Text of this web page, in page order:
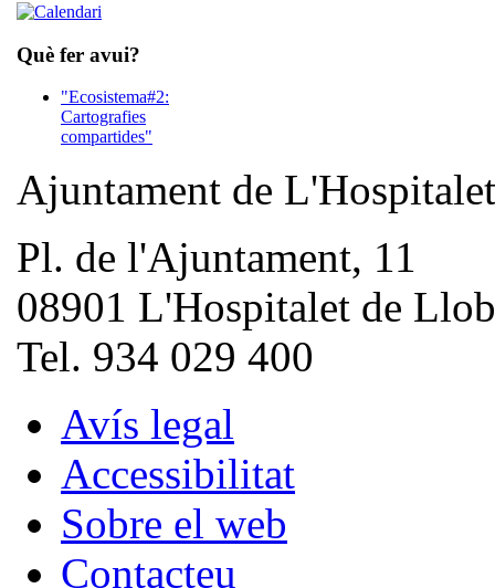
Què fer avui?
"Ecosistema#2:
Cartografies
compartides"
Ajuntament de L'Hospitalet
Pl. de l'Ajuntament, 11
08901 L'Hospitalet de
Tel. 934 029 400
Avís legal
Accessibilitat
Sobre el web
Contacteu